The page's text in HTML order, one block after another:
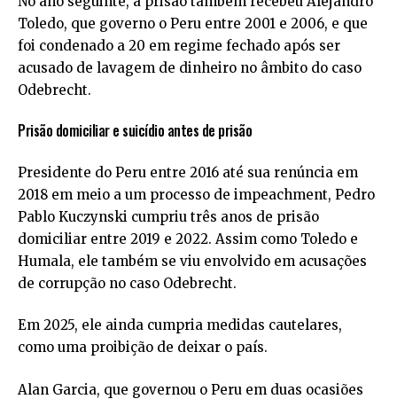
Toledo, que governo o Peru entre 2001 e 2006, e que
foi condenado a 20 em regime fechado após ser
acusado de lavagem de dinheiro no âmbito do caso
Odebrecht.
Prisão domiciliar e suicídio antes de prisão
Presidente do Peru entre 2016 até sua renúncia em
2018 em meio a um processo de impeachment, Pedro
Pablo Kuczynski cumpriu três anos de prisão
domiciliar entre 2019 e 2022. Assim como Toledo e
Humala, ele também se viu envolvido em acusações
de corrupção no caso Odebrecht.
Em 2025, ele ainda cumpria medidas cautelares,
como uma proibição de deixar o país.
Alan Garcia, que governou o Peru em duas ocasiões